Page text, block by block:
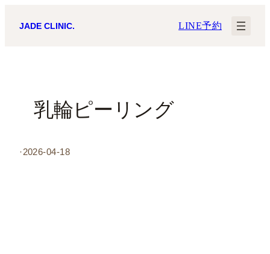
JADE CLINIC. LINE予約
乳輪ピーリング
·2026-04-18